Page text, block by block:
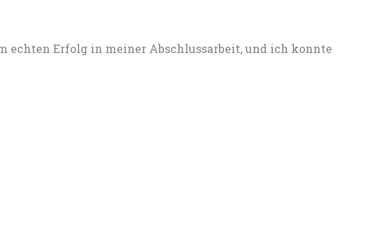
echten Erfolg in meiner Abschlussarbeit, und ich konnte